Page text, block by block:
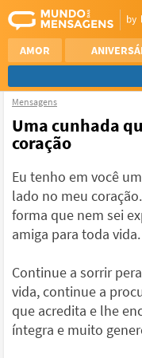
AMOR
REFLEXÃO
SAUDADE
NAMORO
Mensagens
Uma cunhada
coração
Eu tenho em você
lado no meu
forma que nem sei
amiga para toda
Continue a sorrir
vida, continue a
que acredita e lhe
íntegra e muito